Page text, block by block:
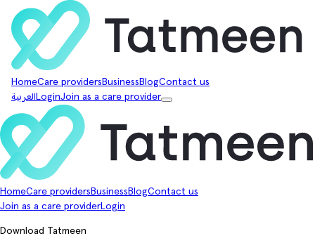
HomeCare providers Business BlogContact us
العربية LoginJoin as a care provider
HomeCare providers Business BlogContact us
Join as a care providerLogin
Download Tatmeen